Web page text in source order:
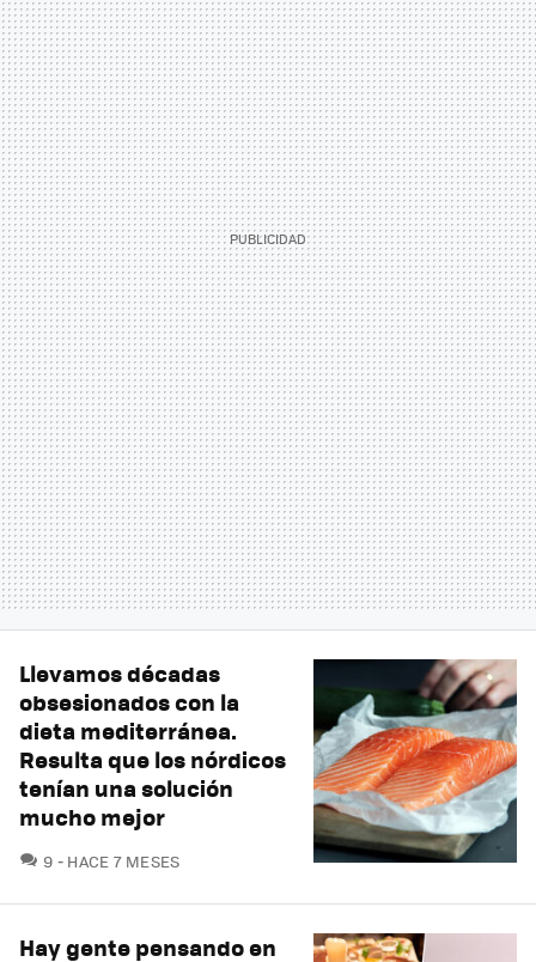
Llevamos décadas
obsesionados con la
dieta mediterránea.
Resulta que los nórdicos
tenían una solución
mucho mejor
9 COMENTARIOS
HACE 7 MESES
Hay gente pensando en